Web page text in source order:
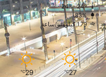
24º - 24º
83%
1.79 كيلومتر/ساعة
27
℃
29
℃